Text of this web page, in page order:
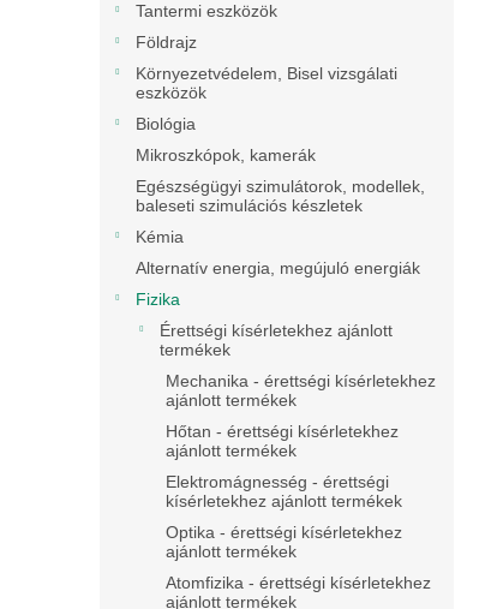
Tantermi eszközök
Földrajz
Környezetvédelem, Bisel vizsgálati
eszközök
Biológia
Mikroszkópok, kamerák
Egészségügyi szimulátorok, modellek,
baleseti szimulációs készletek
Kémia
Alternatív energia, megújuló energiák
Fizika
Érettségi kísérletekhez ajánlott
termékek
Mechanika - érettségi kísérletekhez
ajánlott termékek
Hőtan - érettségi kísérletekhez
ajánlott termékek
Elektromágnesség - érettségi
kísérletekhez ajánlott termékek
Optika - érettségi kísérletekhez
ajánlott termékek
Atomfizika - érettségi kísérletekhez
ajánlott termékek